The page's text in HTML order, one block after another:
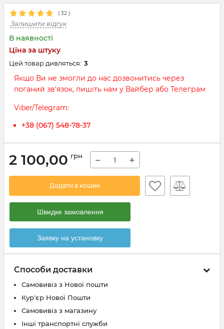
( 32 )
Залишити відгук
В наявності
Ціна за штуку
Цей товар дивляться: 3
Якщо Ви не змогли до нас дозвонитись через
поганий зв‘язок, пишіть нам у Вайбер або Телеграм
Viber/Telegram:
+38 (067) 548-78-37
2 100,00 грн − +
Додати в кошик
Швидке замовлення
Заявку на установку
Способи доставки
Самовивіз з Нової пошти
Кур'єр Нової Пошти
Самовивіз з магазину
Інші транспортні служби